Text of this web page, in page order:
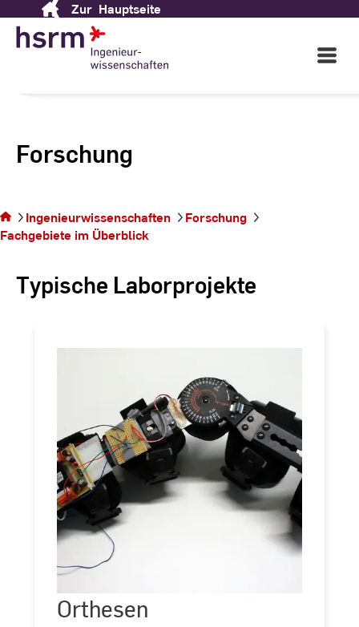
Content
Zur Hauptseite
Open
Main
Forschung
befinden
sich auf
der
Ingenieurwissenschaften
Forschung
Fachgebiete im Überblick
Typische Laborprojekte
©
Andreas
Geck
Orthesen